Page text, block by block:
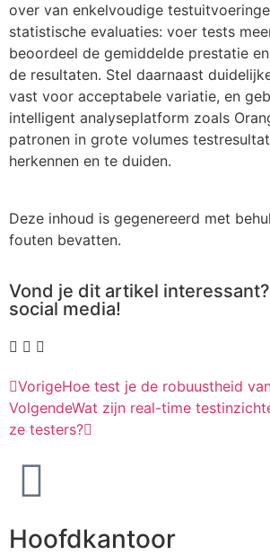
over van enkelvoudige
statistische evaluaties: voer tests
beoordeel de gemiddelde prestatie
de resultaten. Stel daarnaast
vast voor acceptabele variatie, en
intelligent analyseplatform zoals
patronen in grote volumes
herkennen en te duiden.
Deze inhoud is gegenereerd met
fouten bevatten.
Vond je dit artikel
social media!
VorigeHoe test je de robuustheid
VolgendeWat zijn real-time
ze testers?
Hoofdkantoor